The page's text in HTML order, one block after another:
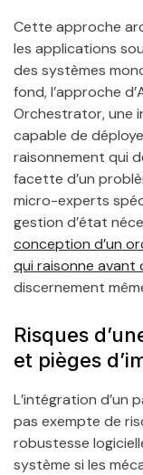
Cette approche
les applications
des systèmes
fond, l’approche
Orchestrator, une
capable de
raisonnement qui
facette d’un
micro-experts
gestion d’état
conception d’un
qui raisonne avant
discernement
Risques
et pièges
L’intégration d’un
pas exempte de
robustesse
système si les